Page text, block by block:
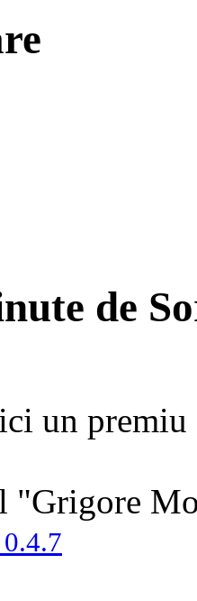
de
un premiu
"Grigore